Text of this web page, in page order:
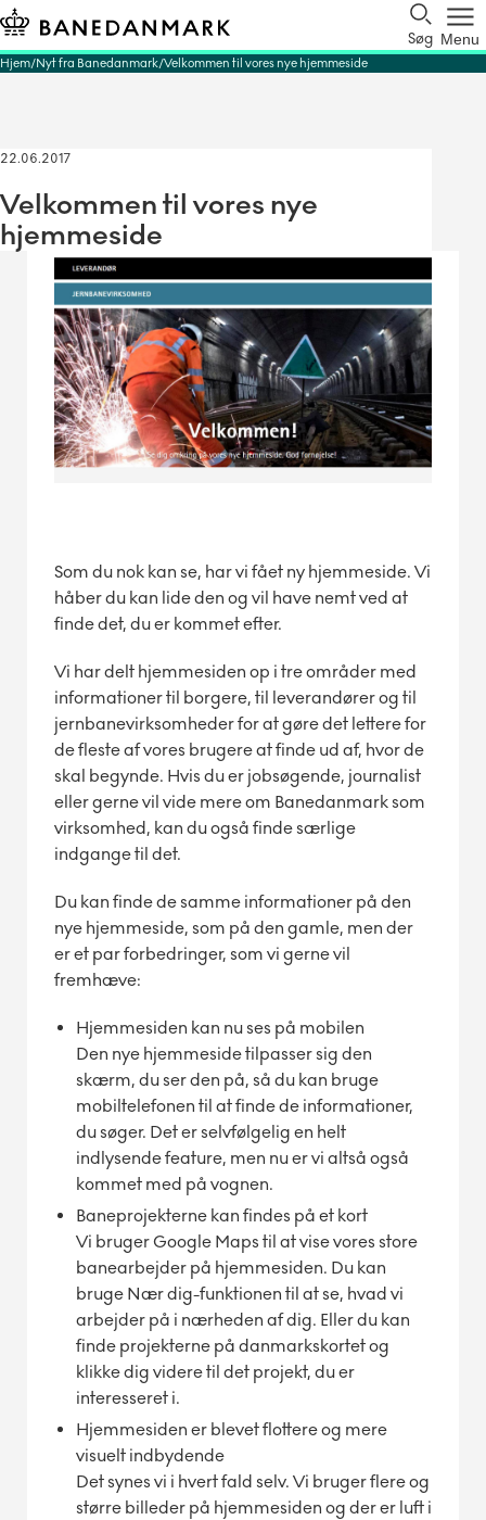
Søg Menu
Hjem Nyt fra Banedanmark Velkommen til vores nye hjemmeside
22.06.2017
Velkommen til vores nye
hjemmeside
Som du nok kan se, har vi fået ny hjemmeside. Vi
håber du kan lide den og vil have nemt ved at
finde det, du er kommet efter.
Vi har delt hjemmesiden op i tre områder med
informationer til borgere, til leverandører og til
jernbanevirksomheder for at gøre det lettere for
de fleste af vores brugere at finde ud af, hvor de
skal begynde. Hvis du er jobsøgende, journalist
eller gerne vil vide mere om Banedanmark som
virksomhed, kan du også finde særlige
indgange til det.
Du kan finde de samme informationer på den
nye hjemmeside, som på den gamle, men der
er et par forbedringer, som vi gerne vil
fremhæve:
Hjemmesiden kan nu ses på mobilen
Den nye hjemmeside tilpasser sig den
skærm, du ser den på, så du kan bruge
mobiltelefonen til at finde de informationer,
du søger. Det er selvfølgelig en helt
indlysende feature, men nu er vi altså også
kommet med på vognen.
Baneprojekterne kan findes på et kort
Vi bruger Google Maps til at vise vores store
banearbejder på hjemmesiden. Du kan
bruge Nær dig-funktionen til at se, hvad vi
arbejder på i nærheden af dig. Eller du kan
finde projekterne på danmarkskortet og
klikke dig videre til det projekt, du er
interesseret i.
Hjemmesiden er blevet flottere og mere
visuelt indbydende
Det synes vi i hvert fald selv. Vi bruger flere og
større billeder på hjemmesiden og der er luft i